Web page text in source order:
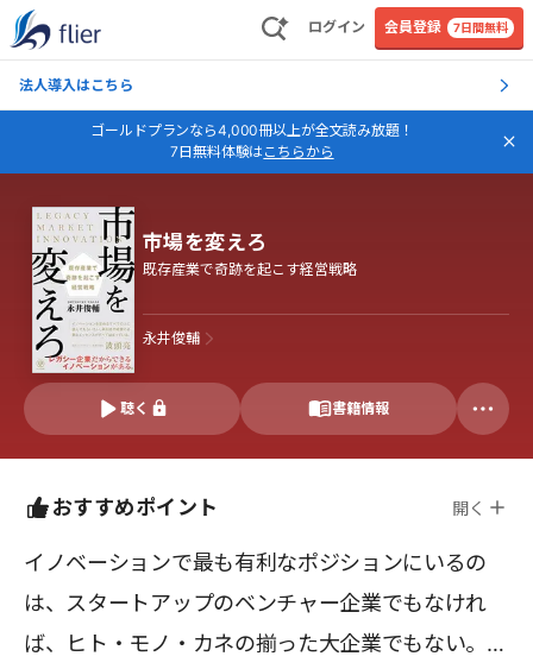
ログイン 会員登録 7日間無料
法人導入はこちら
ゴールドプランなら4,000冊以上が全文読み放題！
7日無料体験はこちらから
市場を変えろ
既存産業で奇跡を起こす経営戦略
永井俊輔
聴く 書籍情報
おすすめポイント 開く
イノベーションで最も有利なポジションにいるの
は、スタートアップのベンチャー企業でもなけれ
ば、ヒト・モノ・カネの揃った大企業でもない。成